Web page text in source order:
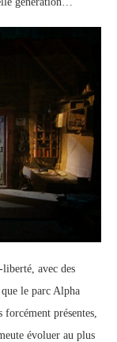
avec des
le parc Alpha
forcément présentes,
évoluer au plus